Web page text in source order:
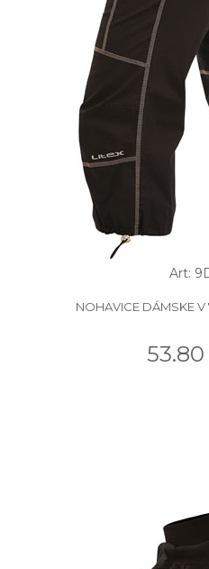
Art:
NOHAVICE DÁMSKE V
53.80